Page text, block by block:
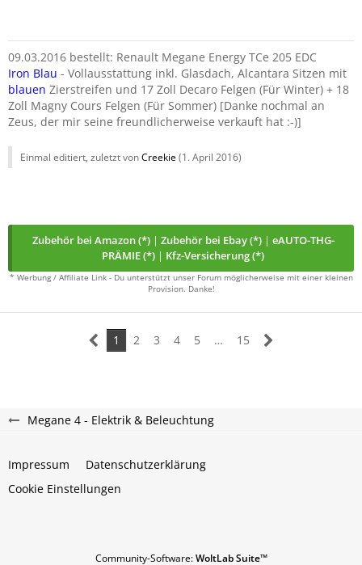
09.03.2016 bestellt: Renault Megane Energy TCe 205 EDC
Iron Blau - Vollausstattung inkl. Glasdach, Alcantara Sitzen mit
blauen Zierstreifen und 17 Zoll Decaro Felgen (Für Winter) + 18
Zoll Magny Cours Felgen (Für Sommer) [Danke nochmal an
Zeus, der mir seine freundlicherweise verkauft hat :-)]
Einmal editiert, zuletzt vonCreekie(1. April 2016)
Zubehör bei Amazon (*)| Zubehör bei Ebay (*)| eAUTO-THG-
PRÄMIE (*) | Kfz-Versicherung (*)
* Werbung / Affiliate Link - Du unterstützt unser Forum möglicherweise mit einer kleinen
Provision. Danke!
1 2 3 4 5 … 15
Megane 4 - Elektrik & Beleuchtung
Impressum
Datenschutzerklärung
Cookie Einstellungen
Community-Software:WoltLab Suite™